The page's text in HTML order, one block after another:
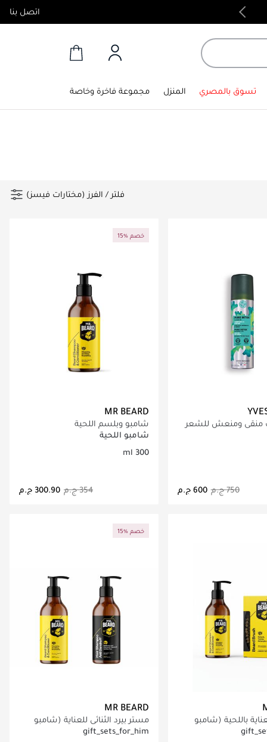
اتصل بنا
تسوق بالمصري المنزل مجموعة فاخرة وخاصة
فلتر / الفرز (مختارات فيسز)
منقي ومنعش للشعر
⁦750⁩ ج.م ⁦600⁩ ج.م
15% خصم
MR BEARD
شامبو وبلسم اللحية
شامبو اللحية
300 ml
باللحية (شامبو
+ فرشاة)
15% خصم
MR BEARD
مستر بيرد الثنائي للعناية (شامبو
اللحية + شامبو الشعر)
gift_sets_for_him